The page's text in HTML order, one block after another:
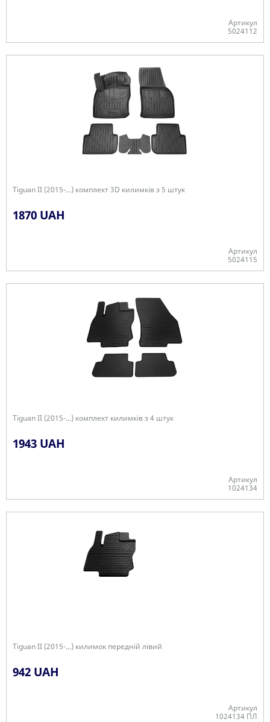
Артикул
5024112
Tiguan II (2015-...) комплект 3D килимків з 5 штук
1870 UAH
Артикул
5024115
Tiguan II (2015-...) комплект килимків з 4 штук
1943 UAH
Артикул
1024134
Tiguan II (2015-...) килимок передній лівий
942 UAH
Артикул
1024134 ПЛ